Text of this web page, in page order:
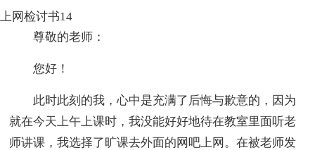
上网检讨书14
尊敬的老师：
您好！
此时此刻的我，心中是充满了后悔与歉意的，因为
就在今天上午上课时，我没能好好地待在教室里面听老
师讲课，我选择了旷课去外面的网吧上网。在被老师发